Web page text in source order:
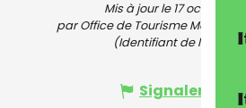
Mis à jour le 17 octobre
par Office de Tourisme Menton,
(Identifiant de l'offre :
Signaler une